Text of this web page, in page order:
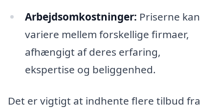
Arbejdsomkostninger: Priserne kan
variere mellem forskellige firmaer,
afhængigt af deres erfaring,
ekspertise og beliggenhed.
Det er vigtigt at indhente flere tilbud fra